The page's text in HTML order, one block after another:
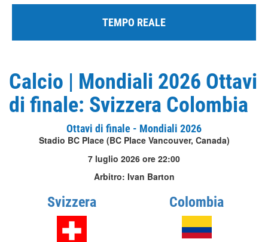
TEMPO REALE
Calcio | Mondiali 2026 Ottavi
di finale: Svizzera Colombia
Ottavi di finale - Mondiali 2026
Stadio BC Place (BC Place Vancouver, Canada)
7 luglio 2026 ore 22:00
Arbitro: Ivan Barton
Svizzera Colombia